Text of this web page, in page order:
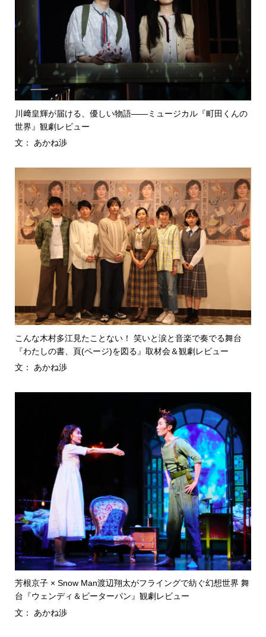
川﨑皇輝が届ける、優しい物語――ミュージカル『町田くんの
世界』観劇レビュー
文： あかね渉
こんな木村多江見たことない！ 笑いと涙と音楽で奏でる舞台
『わたしの書、頁(ページ)を図る』取材会＆観劇レビュー
文： あかね渉
芳根京子 × Snow Man渡辺翔太がフライングで紡ぐ幻想世界 舞
台『ウェンディ＆ピーターパン』観劇レビュー
文： あかね渉